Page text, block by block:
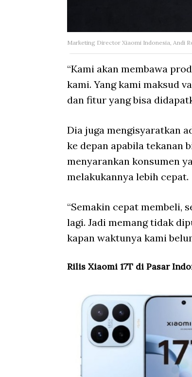
Marketing Director Xiaomi Indonesia, Andi
“Kami akan membawa
kami. Yang kami maksud
dan fitur yang bisa
Dia juga mengisyaratkan
ke depan apabila tekanan
menyarankan konsumen
melakukannya lebih cepat.
“Semakin cepat membeli,
lagi. Jadi memang tidak
kapan waktunya kami
Rilis Xiaomi 17T di Pasar